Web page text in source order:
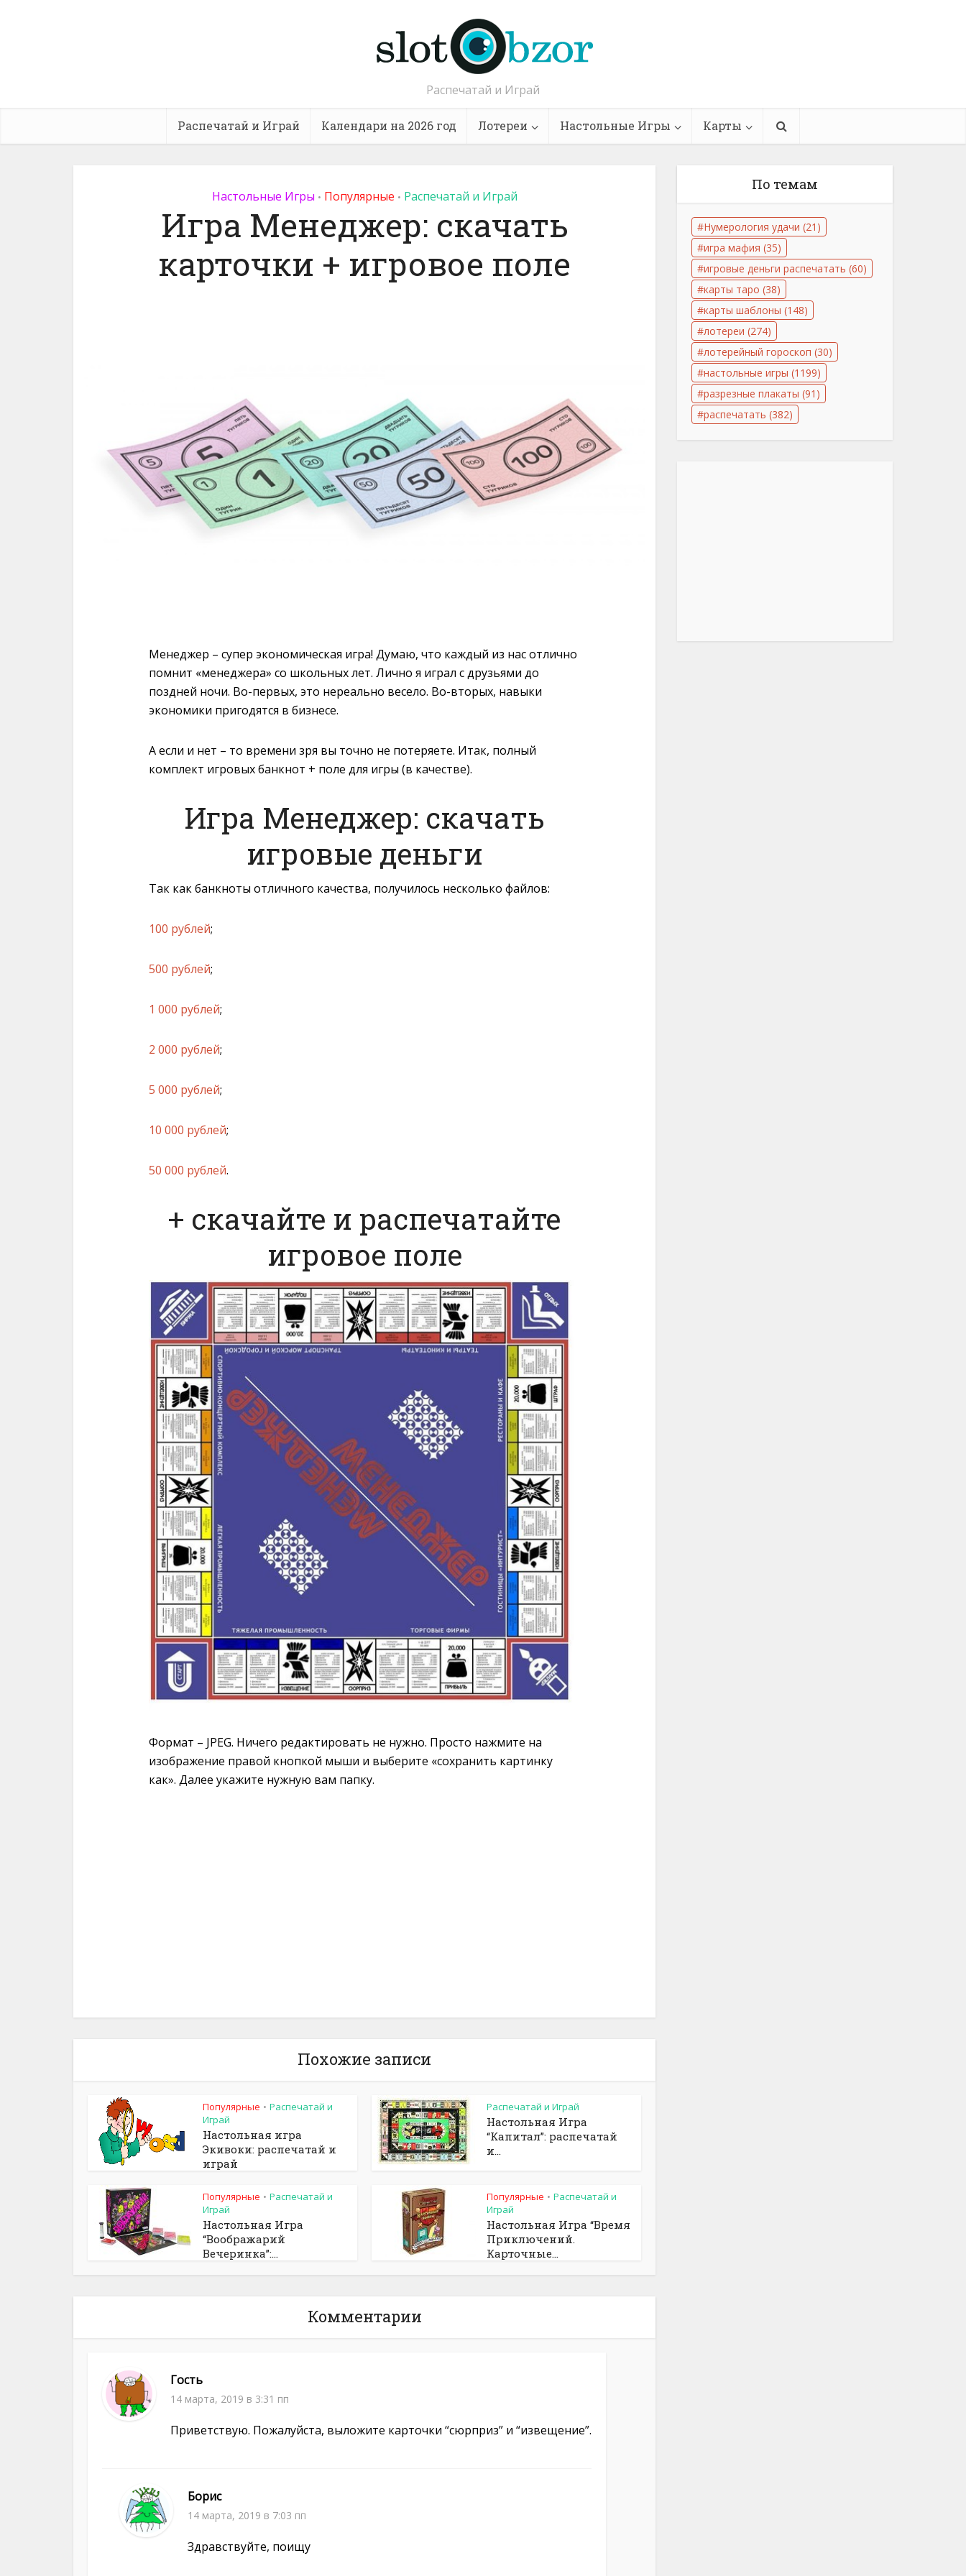
Распечатай и Играй
Распечатай и Играй Календари на 2026 год Лотереи Настольные Игры Карты
Настольные Игры • Популярные • Распечатай и Играй
Игра Менеджер: скачать
карточки + игровое поле
Менеджер – супер экономическая игра! Думаю, что каждый из нас отлично
помнит «менеджера» со школьных лет. Лично я играл с друзьями до
поздней ночи. Во-первых, это нереально весело. Во-вторых, навыки
экономики пригодятся в бизнесе.
А если и нет – то времени зря вы точно не потеряете. Итак, полный
комплект игровых банкнот + поле для игры (в качестве).
Игра Менеджер: скачать
игровые деньги
Так как банкноты отличного качества, получилось несколько файлов:
100 рублей;
500 рублей;
1 000 рублей;
2 000 рублей;
5 000 рублей;
10 000 рублей;
50 000 рублей.
+ скачайте и распечатайте
игровое поле
Формат – JPEG. Ничего редактировать не нужно. Просто нажмите на
изображение правой кнопкой мыши и выберите «сохранить картинку
как». Далее укажите нужную вам папку.
Похожие записи
Популярные • Распечатай и
Играй
Настольная игра
Экивоки: распечатай и
играй
Распечатай и Играй
Настольная Игра
“Капитал”: распечатай
и...
Популярные • Распечатай и
Играй
Настольная Игра
“Воображарий
Вечеринка”:...
Популярные • Распечатай и
Играй
Настольная Игра “Время
Приключений.
Карточные...
Комментарии
Гость
14 марта, 2019 в 3:31 пп
Приветствую. Пожалуйста, выложите карточки “сюрприз” и “извещение”.
Борис
14 марта, 2019 в 7:03 пп
Здравствуйте, поищу
По темам
Нумерология удачи (21)
игра мафия (35)
игровые деньги распечатать (60)
карты таро (38)
карты шаблоны (148)
лотереи (274)
лотерейный гороскоп (30)
настольные игры (1199)
разрезные плакаты (91)
распечатать (382)